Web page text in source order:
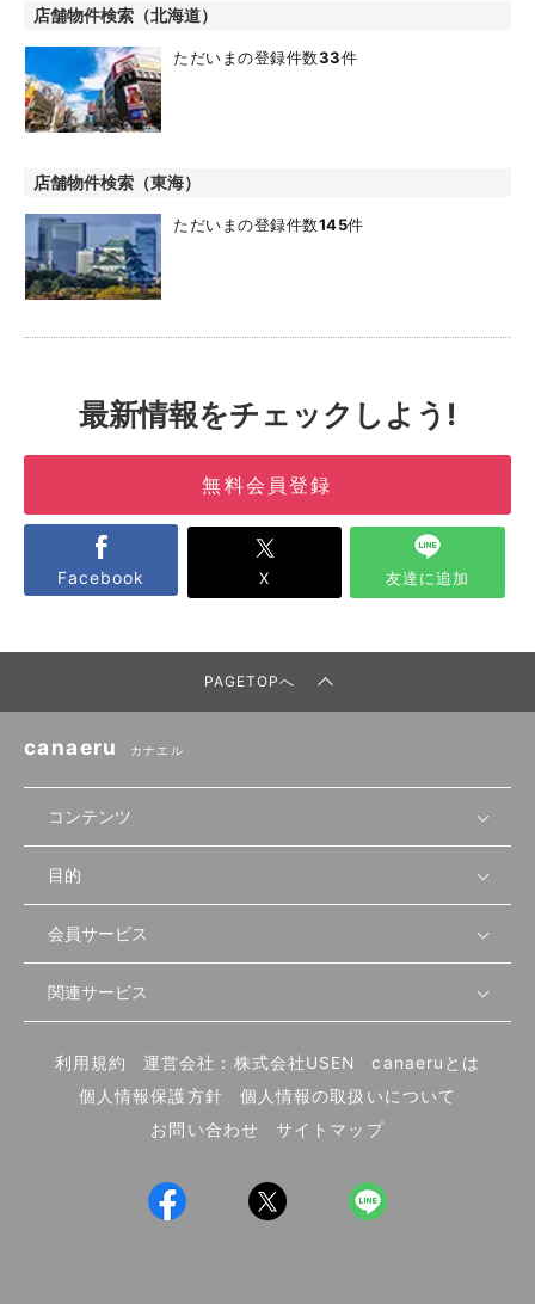
店舗物件検索（北海道）
ただいまの登録件数33件
店舗物件検索（東海）
ただいまの登録件数145件
最新情報をチェックしよう!
無料会員登録
Facebook X 友達に追加
PAGETOPへ
canaeru カナエル
コンテンツ
無料開業相談
セミナー情報
セミナー動画
物件を探す
首都圏
北海道
先輩開業者の声
開業・経営に関する記事
編集ポリシー
業態別の開業方法
UIターン開業特集
目的
店舗運営
物件
内装・設備
食材・仕入れ
会員サービス
会員登録
ログイン
関連サービス
飲食店サクセスガイド（外部サイト）
利用規約 運営会社：株式会社USEN
canaeruとは
個人情報保護方針
個人情報の取扱いについて
お問い合わせ
サイトマップ